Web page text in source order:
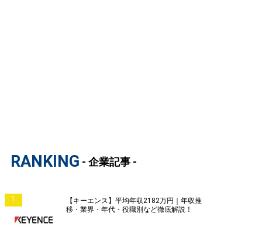
RANKING - 企業記事 -
1
【キーエンス】平均年収2182万円｜年収推
移・業界・年代・役職別など徹底解説！